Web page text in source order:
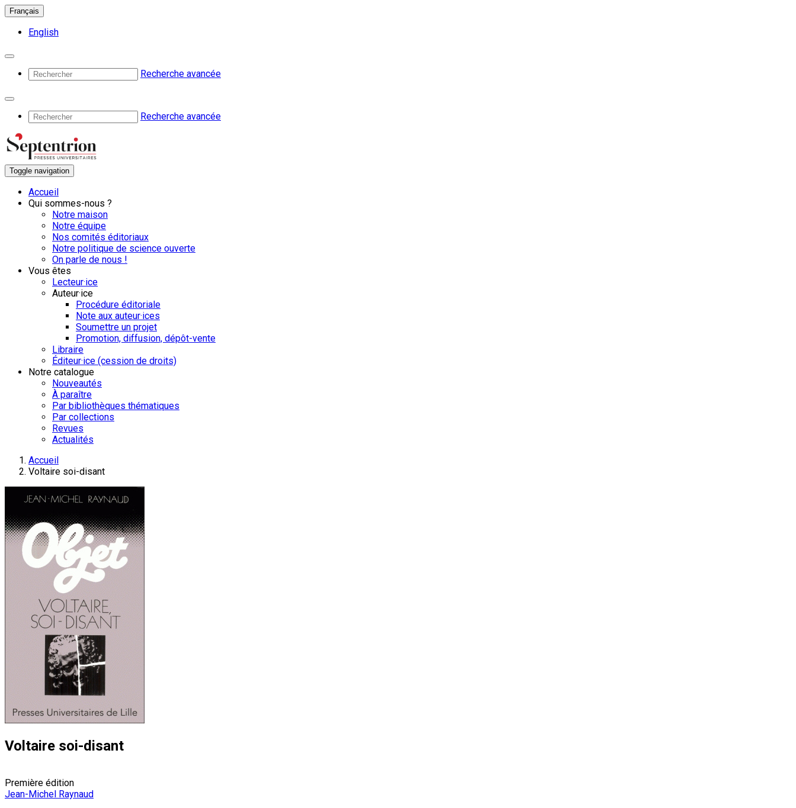
Français
English
Recherche avancée
Recherche avancée
Toggle navigation
Accueil
Qui sommes-nous ?
Notre maison
Notre équipe
Nos comités éditoriaux
Notre politique de science ouverte
On parle de nous !
Vous êtes
Lecteur·ice
Auteur·ice
Procédure éditoriale
Note aux auteur·ices
Soumettre un projet
Promotion, diffusion, dépôt-vente
Libraire
Éditeur·ice (cession de droits)
Notre catalogue
Nouveautés
À paraître
Par bibliothèques thématiques
Par collections
Revues
Actualités
Accueil
Voltaire soi-disant
Voltaire soi-disant
Première édition
Jean-Michel Raynaud